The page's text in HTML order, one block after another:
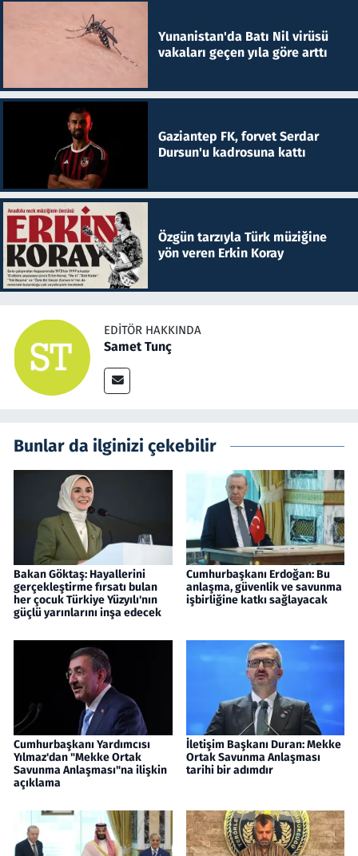
Yunanistan'da Batı Nil virüsü
vakaları geçen yıla göre arttı
Gaziantep FK, forvet Serdar
Dursun'u kadrosuna kattı
Özgün tarzıyla Türk müziğine
yön veren Erkin Koray
EDITÖR HAKKINDA
Samet Tunç
Bunlar da ilginizi çekebilir
Bakan Göktaş: Hayallerini
gerçekleştirme fırsatı bulan
her çocuk Türkiye Yüzyılı'nın
güçlü yarınlarını inşa edecek
Cumhurbaşkanı Erdoğan: Bu
anlaşma, güvenlik ve savunma
işbirliğine katkı sağlayacak
Cumhurbaşkanı Yardımcısı
Yılmaz'dan "Mekke Ortak
Savunma Anlaşması"na ilişkin
açıklama
İletişim Başkanı Duran: Mekke
Ortak Savunma Anlaşması
tarihi bir adımdır